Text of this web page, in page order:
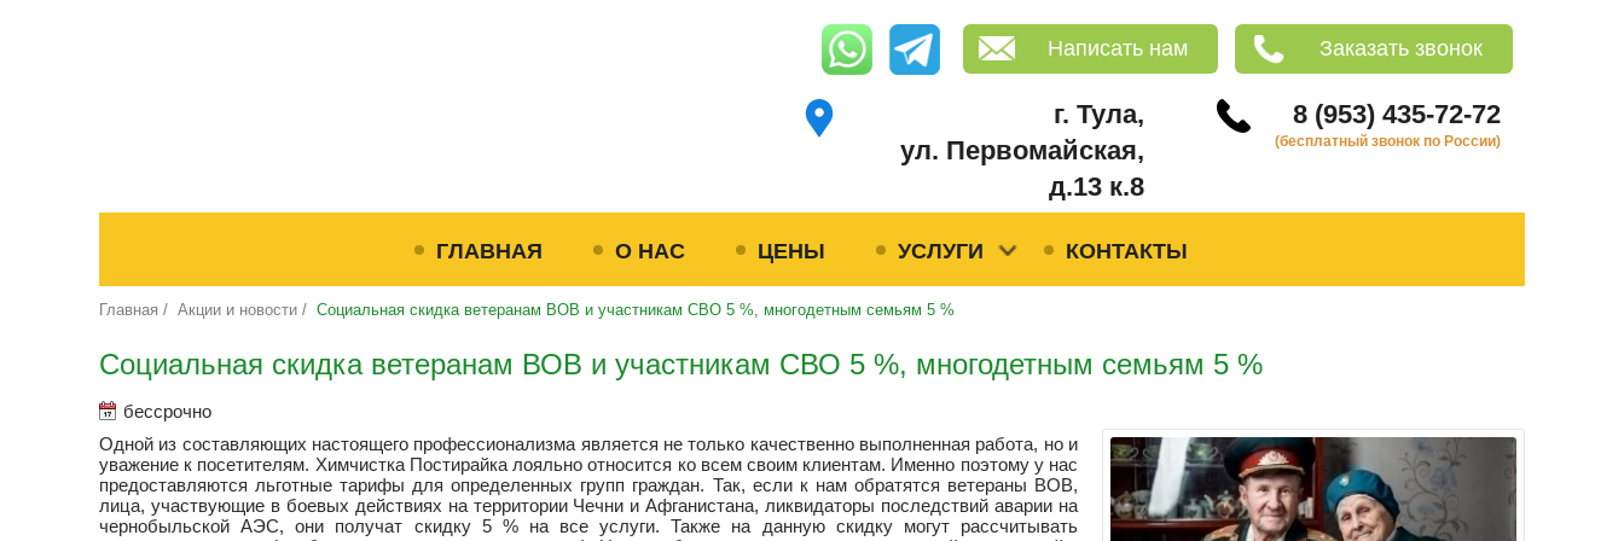
Написать нам Заказать звонок
г. Тула,
ул. Первомайская,
д.13 к.8
8 (953) 435-72-72
(бесплатный звонок по России)
ГЛАВНАЯ О НАС ЦЕНЫ УСЛУГИ КОНТАКТЫ
Главная / Акции и новости / Социальная скидка ветеранам ВОВ и участникам СВО 5 %, многодетным семьям 5 %
Социальная скидка ветеранам ВОВ и участникам СВО 5 %, многодетным семьям 5 %
бессрочно
Одной из составляющих настоящего профессионализма является не только качественно выполненная работа, но и
уважение к посетителям. Химчистка Постирайка лояльно относится ко всем своим клиентам. Именно поэтому у нас
предоставляются льготные тарифы для определенных групп граждан. Так, если к нам обратятся ветераны ВОВ,
лица, участвующие в боевых действиях на территории Чечни и Афганистана, ликвидаторы последствий аварии на
чернобыльской АЭС, они получат скидку 5 % на все услуги. Также на данную скидку могут рассчитывать